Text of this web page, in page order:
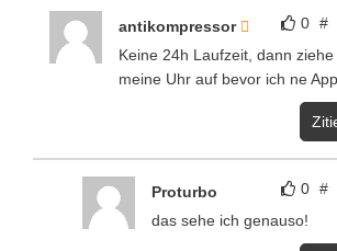
0 #
antikompressor
Keine 24h Laufzeit, dann
meine Uhr auf bevor ich ne
0 #
Proturbo
das sehe ich genauso!